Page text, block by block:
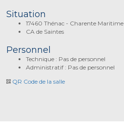
Situation
17460 Thénac - Charente Maritime
CA de Saintes
Personnel
Technique : Pas de personnel
Administratif : Pas de personnel
QR Code de la salle